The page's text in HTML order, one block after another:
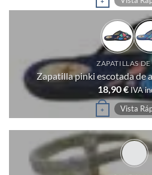
en
la
página
de
producto
+
producto
tiene
múltiples
Las
opciones
se
pueden
elegir
en
la
ZAPATILLAS DE
Zapatilla pinki escotada de
18,90€IVA
+
Este
producto
tiene
múltiples
variantes.
Vista